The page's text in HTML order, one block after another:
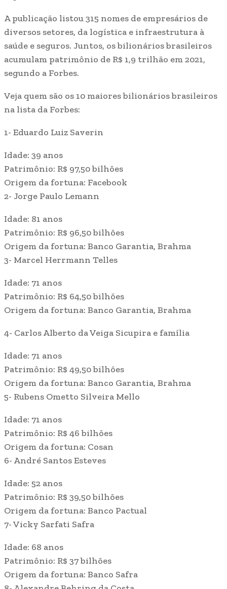
A publicação listou 315 nomes de empresários de
diversos setores, da logística e infraestrutura à
saúde e seguros. Juntos, os bilionários brasileiros
acumulam patrimônio de R$ 1,9 trilhão em 2021,
segundo a Forbes.
Veja quem são os 10 maiores bilionários brasileiros
na lista da Forbes:
1- Eduardo Luiz Saverin
Idade: 39 anos
Patrimônio: R$ 97,50 bilhões
Origem da fortuna: Facebook
2- Jorge Paulo Lemann
Idade: 81 anos
Patrimônio: R$ 96,50 bilhões
Origem da fortuna: Banco Garantia, Brahma
3- Marcel Herrmann Telles
Idade: 71 anos
Patrimônio: R$ 64,50 bilhões
Origem da fortuna: Banco Garantia, Brahma
4- Carlos Alberto da Veiga Sicupira e família
Idade: 71 anos
Patrimônio: R$ 49,50 bilhões
Origem da fortuna: Banco Garantia, Brahma
5- Rubens Ometto Silveira Mello
Idade: 71 anos
Patrimônio: R$ 46 bilhões
Origem da fortuna: Cosan
6- André Santos Esteves
Idade: 52 anos
Patrimônio: R$ 39,50 bilhões
Origem da fortuna: Banco Pactual
7- Vicky Sarfati Safra
Idade: 68 anos
Patrimônio: R$ 37 bilhões
Origem da fortuna: Banco Safra